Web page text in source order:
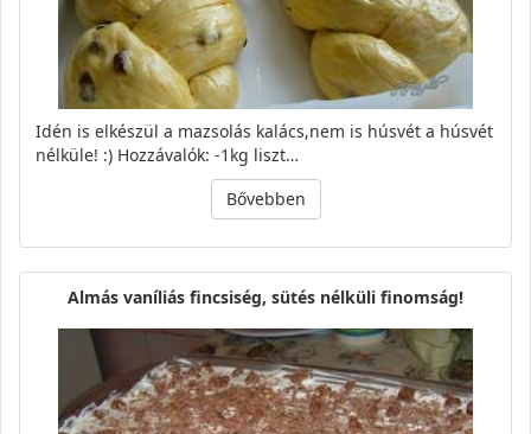
Idén is elkészül a mazsolás kalács,nem is húsvét a húsvét
nélküle! :) Hozzávalók: -1kg liszt…
Bővebben
Almás vaníliás fincsiség, sütés nélküli finomság!